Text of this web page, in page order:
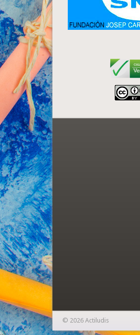
© 2026 Actiludis